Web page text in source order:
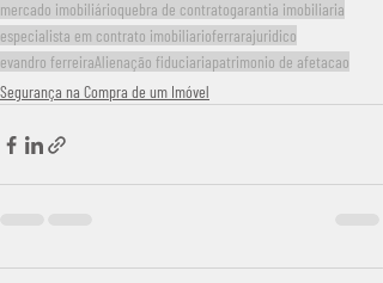
mercado imobiliárioquebra de contratogarantia imobiliaria
especialista em contrato imobiliarioferrarajuridico
evandro ferreiraAlienação fiduciariapatrimonio de afetacao
Segurança na Compra de um Imóvel